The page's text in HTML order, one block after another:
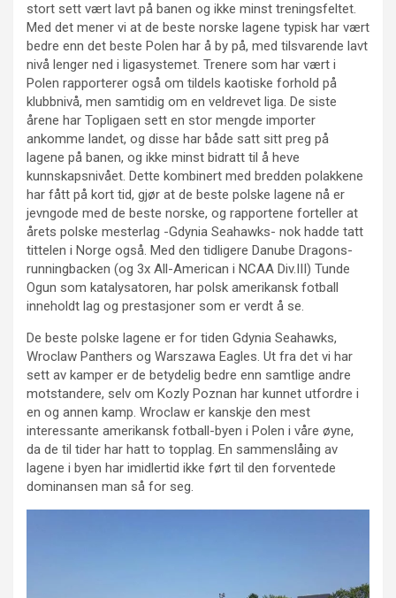
stort sett vært lavt på banen og ikke minst treningsfeltet.
Med det mener vi at de beste norske lagene typisk har vært
bedre enn det beste Polen har å by på, med tilsvarende lavt
nivå lenger ned i ligasystemet. Trenere som har vært i
Polen rapporterer også om tildels kaotiske forhold på
klubbnivå, men samtidig om en veldrevet liga. De siste
årene har Topligaen sett en stor mengde importer
ankomme landet, og disse har både satt sitt preg på
lagene på banen, og ikke minst bidratt til å heve
kunnskapsnivået. Dette kombinert med bredden polakkene
har fått på kort tid, gjør at de beste polske lagene nå er
jevngode med de beste norske, og rapportene forteller at
årets polske mesterlag -Gdynia Seahawks- nok hadde tatt
tittelen i Norge også. Med den tidligere Danube Dragons-
runningbacken (og 3x All-American i NCAA Div.III) Tunde
Ogun som katalysatoren, har polsk amerikansk fotball
inneholdt lag og prestasjoner som er verdt å se.
De beste polske lagene er for tiden Gdynia Seahawks,
Wroclaw Panthers og Warszawa Eagles. Ut fra det vi har
sett av kamper er de betydelig bedre enn samtlige andre
motstandere, selv om Kozly Poznan har kunnet utfordre i
en og annen kamp. Wroclaw er kanskje den mest
interessante amerikansk fotball-byen i Polen i våre øyne,
da de til tider har hatt to topplag. En sammenslåing av
lagene i byen har imidlertid ikke ført til den forventede
dominansen man så for seg.